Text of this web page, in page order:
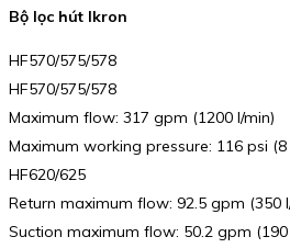
Bộ lọc hút Ikron
HF570/575/578
HF570/575/578
Maximum flow: 317 gpm (1200 l/min)
Maximum working pressure: 116 psi (8
HF620/625
Return maximum flow: 92.5 gpm (350
Suction maximum flow: 50.2 gpm (190